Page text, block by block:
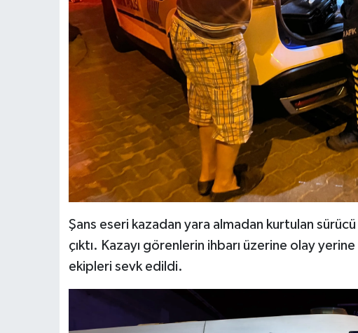
Şans eseri kazadan yara almadan kurtulan
çıktı. Kazayı görenlerin ihbarı üzerine olay
ekipleri sevk edildi.